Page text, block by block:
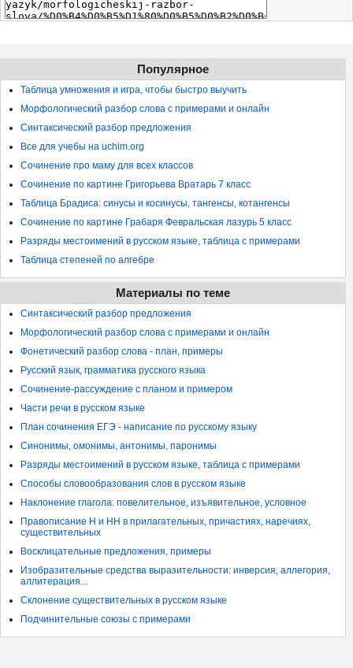
Популярное
Таблица умножения и игра, чтобы быстро выучить
Морфологический разбор слова с примерами и онлайн
Синтаксический разбор предложения
Все для учебы на uchim.org
Сочинение про маму для всех классов
Сочинение по картине Григорьева Вратарь 7 класс
Таблица Брадиса: синусы и косинусы, тангенсы, котангенсы
Сочинение по картине Грабаря Февральская лазурь 5 класс
Разряды местоимений в русском языке, таблица с примерами
Таблица степеней по алгебре
Материалы по теме
Синтаксический разбор предложения
Морфологический разбор слова с примерами и онлайн
Фонетический разбор слова - план, примеры
Русский язык, грамматика русского языка
Сочинение-рассуждение с планом и примером
Части речи в русском языке
План сочинения ЕГЭ - написание по русскому языку
Синонимы, омонимы, антонимы, паронимы
Разряды местоимений в русском языке, таблица с примерами
Способы словообразования слов в русском языке
Наклонение глагола: повелительное, изъявительное, условное
Правописание Н и НН в прилагательных, причастиях, наречиях,
существительных
Восклицательные предложения, примеры
Изобразительные средства выразительности: инверсия, аллегория,
аллитерация...
Склонение существительных в русском языке
Подчинительные союзы с примерами